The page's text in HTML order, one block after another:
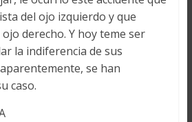
del ojo izquierdo y que
derecho. Y hoy teme ser
la indiferencia de sus
se han
caso.